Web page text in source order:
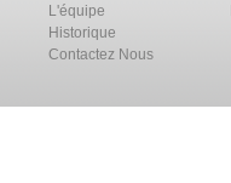
L'équipe
Historique
Contactez Nous